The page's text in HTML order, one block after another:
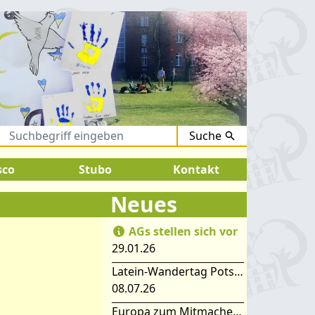
Suche
2026: SOMMERFERIEN !
Stubo Kontakt
Neues
AGs stellen sich vor
29.01.26
Latein-Wandertag Potsdam
08.07.26
Europa zum Mitmachen – SIMEP 2026 in Stubice